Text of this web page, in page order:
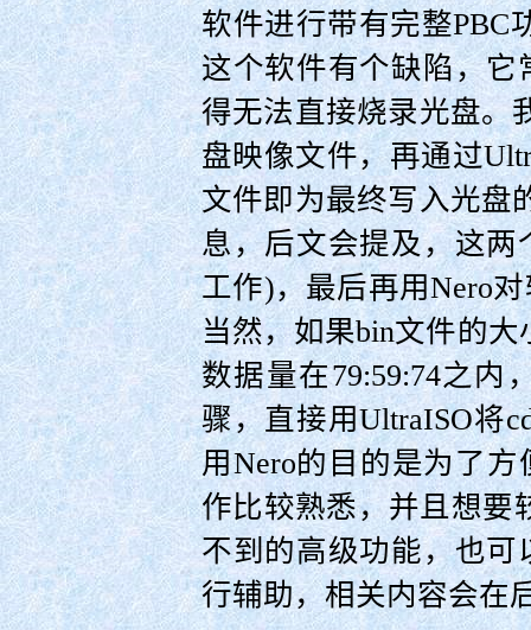
软件进行带有完整PBC
这个软件有个缺陷，
得无法直接烧录光盘。
盘映像文件，再通过
文件即为最终写入光盘
息，后文会提及，这
工作)，最后再用Nero
当然，如果bin文件的大
数据量在79:59:74之内
骤，直接用UltraISO将
用Nero的目的是为了
作比较熟悉，并且想要
不到的高级功能，也
行辅助，相关内容会在